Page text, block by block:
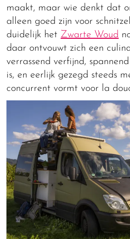
maakt, maar wie denkt dat
alleen goed zijn voor
duidelijk het Zwarte Woud
daar ontvouwt zich een
verrassend verfijnd,
is, en eerlijk gezegd steeds
concurrent vormt voor la